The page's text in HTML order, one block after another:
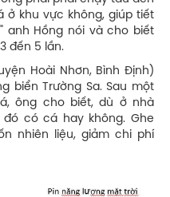
khu vực không, giúp tiết
anh Hồng nói và cho biết
đến 5 lần.
Hoài Nhơn, Bình Định)
biển Trường Sa. Sau một
ông cho biết, dù ở nhà
có cá hay không. Ghe
nhiên liệu, giảm chi phí